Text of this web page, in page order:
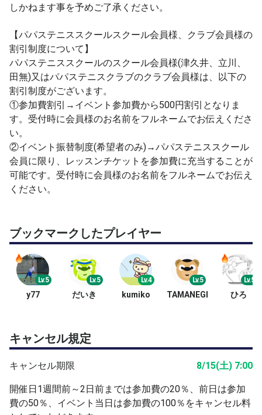
しかねます事を予めご了承ください。
【パパステニススクールスクール会員様、クラブ会員様の
割引制度について】
パパステニススクールのスクール会員様(津久井、立川、
田無)又はパパステニスクラブのクラブ会員様は、以下の
割引制度がございます。
①参加費割引→イベント参加費から500円割引となりま
す。受付時に会員様のお名前をフルネームでお伝えくださ
い。
②イベント振替制度(希望者のみ)→パパステニススクール
会員に限り、レッスンチケットを参加費に充当することが
可能です。受付時に会員様のお名前をフルネームでお伝え
ください。
ブックマークしたプレイヤー
Lv.5
y77
Lv.5
だいき
Lv.4
kumiko
Lv.5
TAMANEGI
Lv.5
ひろ
キャンセル規定
キャンセル期限 8/15(土) 7:00
開催日1週間前～2日前までは参加費の20％、前日は参加
費の50％、イベント当日は参加費の100％をキャンセル料